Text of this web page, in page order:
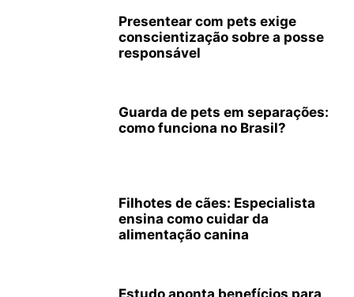
Presentear com pets exige
conscientização sobre a posse
responsável
Guarda de pets em separações:
como funciona no Brasil?
Filhotes de cães: Especialista
ensina como cuidar da
alimentação canina
Estudo aponta benefícios para